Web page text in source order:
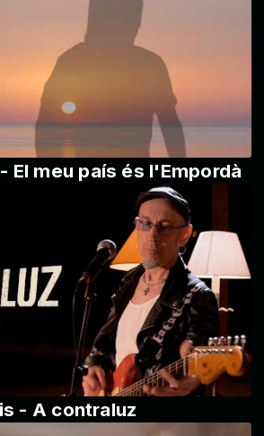
El meu país és l'Empordà
- A contraluz